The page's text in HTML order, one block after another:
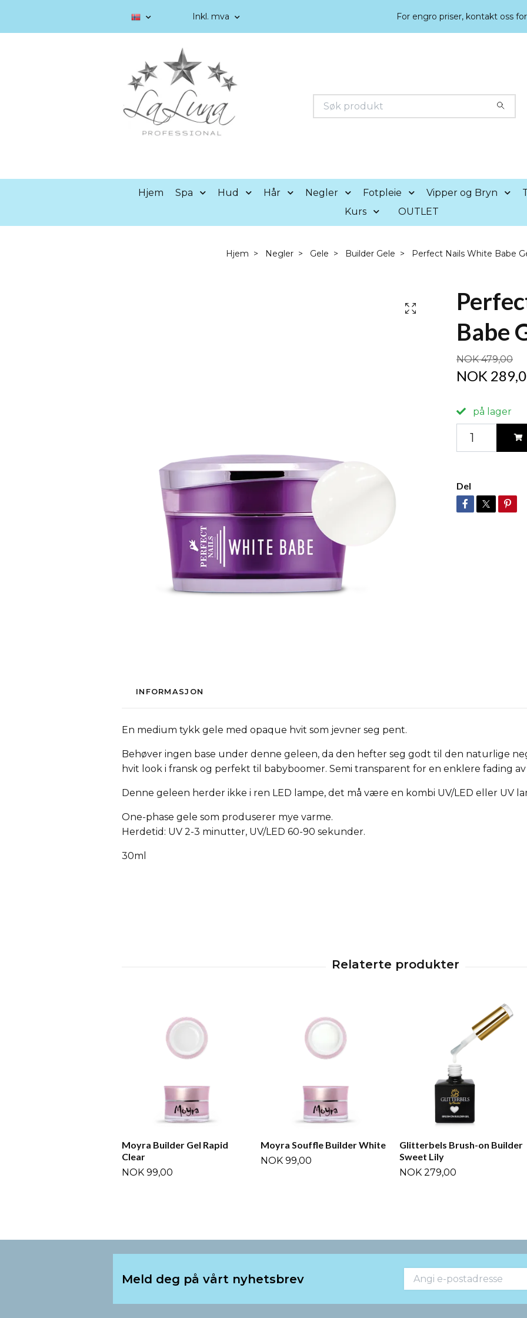
Inkl. mva For engro priser, kontakt oss
Hjem Spa Hud Hår Negler Fotpleie Vipper og Bryn
Kurs
OUTLET
Hjem Negler Gele Builder Gele Perfect Nails White Babe
Babe
NOK 479,00
NOK
på lager
Del
INFORMASJON
En medium tykk gele med opaque hvit som jevner seg pent.
Behøver ingen base under denne geleen, da den hefter seg godt til den naturlige
hvit look i fransk og perfekt til babyboomer. Semi transparent for en enklere fading av
Denne geleen herder ikke i ren LED lampe, det må være en kombi UV/LED eller UV
One-phase gele som produserer mye varme.
Herdetid: UV 2-3 minutter, UV/LED 60-90 sekunder.
30ml
Moyra Builder Gel Rapid
Clear
NOK 99,00
Moyra Souffle Builder White
NOK 99,00
Glitterbels Brush-on Builder
Sweet Lily
NOK 279,00
Meld deg på vårt nyhetsbrev